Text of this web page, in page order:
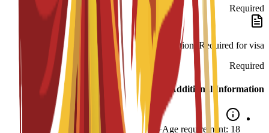
Required
Legalization: Required for visa.
Required
Additional Information
Age requirement: 18+